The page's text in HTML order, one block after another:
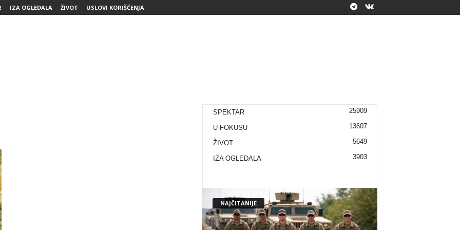
IZA OGLEDALA ŽIVOT USLOVI KORIŠĆENJA
SPEKTAR 25909
U FOKUSU 13607
ŽIVOT 5649
IZA OGLEDALA 3903
NAJČITANIJE